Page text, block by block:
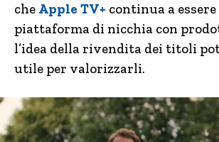
che Apple TV+ continua a
piattaforma di nicchia con
l’idea della rivendita dei titoli
utile per valorizzarli.